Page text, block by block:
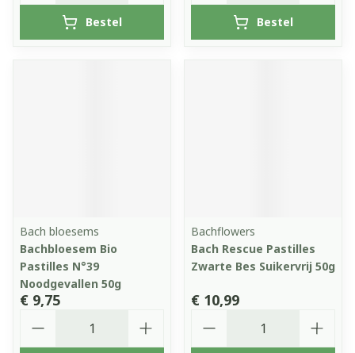
Bestel Bestel
Bach bloesems
Bachbloesem Bio
Pastilles N°39
Noodgevallen 50g
€ 9,75
Bachflowers
Bach Rescue Pastilles
Zwarte Bes Suikervrij 50g
€ 10,99